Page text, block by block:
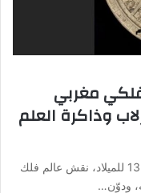
فلكي مغربي
وذاكرة العلم
اعداد: طارق ضرار في سنة 728 للهجرة/1327 للميلاد، نقش عالم فلك
ودوّن…